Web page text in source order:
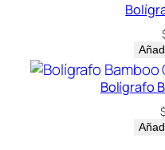
Bolígrafo